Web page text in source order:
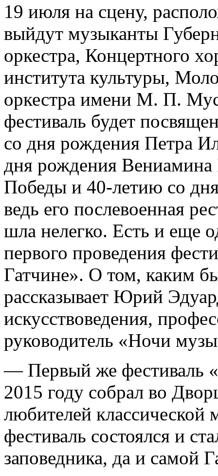
19 июля на сцену,
выйдут музыканты
оркестра, Концертного
института культуры,
оркестра имени М. П.
фестиваль будет
со дня рождения Петра
дня рождения
Победы и 40-летию со
ведь его послевоенная
шла нелегко. Есть и еще
первого проведения
Гатчине». О том, каким
рассказывает Юрий
искусствоведения,
руководитель «Ночи
— Первый же фестиваль
2015 году собрал во
любителей
фестиваль состоялся и
заповедника, да и самой